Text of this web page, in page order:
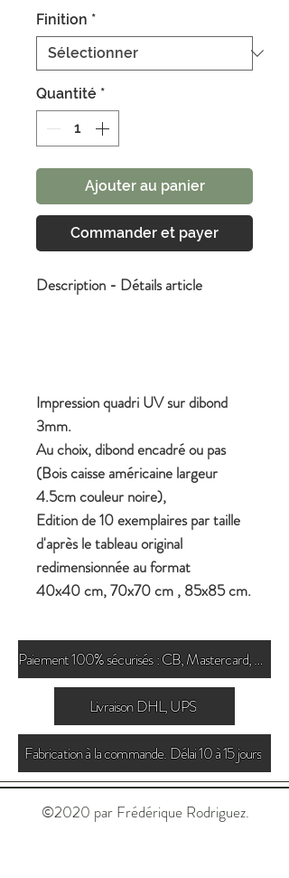
Finition *
Quantité *
Ajouter au panier
Commander et payer
Description - Détails article
Impression quadri UV sur dibond
3mm.
Au choix, dibond encadré ou pas
(Bois caisse américaine largeur
4.5cm couleur noire),
Edition de 10 exemplaires par taille
d'après le tableau original
redimensionnée au format
40x40 cm, 70x70 cm , 85x85 cm.
Paiement 100% sécurisés : CB, Mastercard, Paypal
Livraison DHL, UPS
Fabrication à la commande. Délai 10 à 15 jours
©2020 par Frédérique Rodriguez.